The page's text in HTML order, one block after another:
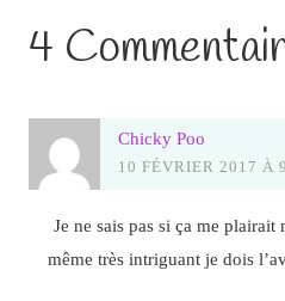
4
Chicky Poo
10 FÉVRIER 2017 À
Je ne sais pas si ça me plairait
même très intriguant je dois